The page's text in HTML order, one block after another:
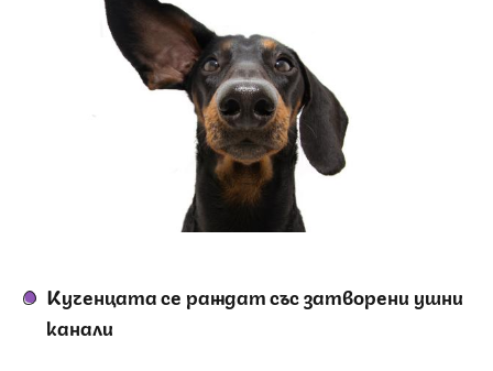
Кученцата се раждат със затворени ушни
канали